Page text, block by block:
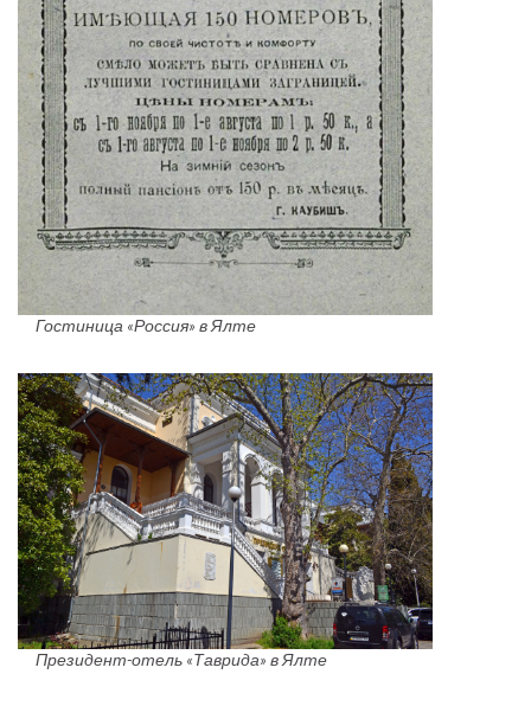
Гостиница «Россия» в Ялте
Президент-отель «Таврида» в Ялте